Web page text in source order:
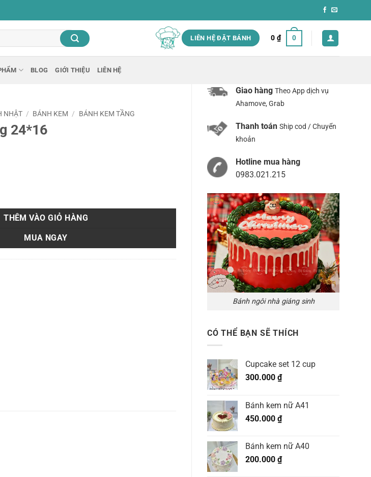
LIÊN HỆ ĐẶT BÁNH 0 ₫ 0
BLOG GIỚI THIỆU LIÊN HỆ
Giao hàng Theo App dịch vụ
Ahamove, Grab
Thanh toán Ship cod / Chuyển
khoản
Hotline mua hàng
0983.021.215
Bánh ngôi nhà giáng sinh
CÓ THỂ BẠN SẼ THÍCH
Cupcake set 12 cup
300.000 ₫
Bánh kem nữ A41
450.000 ₫
Bánh kem nữ A40
200.000 ₫
NHẬT / BÁNH KEM / BÁNH KEM TẦNG
24*16
THÊM VÀO GIỎ HÀNG
MUA NGAY